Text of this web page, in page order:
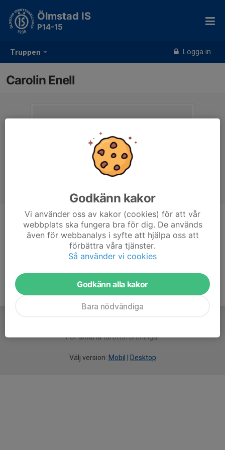
Truppen Logga in
Ölmstad IS
P14-15
Carolin Enell
Titel
Tränare
Ålder
37 år
Försmartaidrottsföreningar
Välj version: Mobil Desktop
Godkänn kakor
Vi använder oss av kakor (cookies) för att vår
webbplats ska fungera bra för dig. De används
även för webbanalys i syfte att hjälpa oss att
förbättra våra tjänster.
Så använder vi cookies
Godkänn alla kakor
Bara nödvändiga